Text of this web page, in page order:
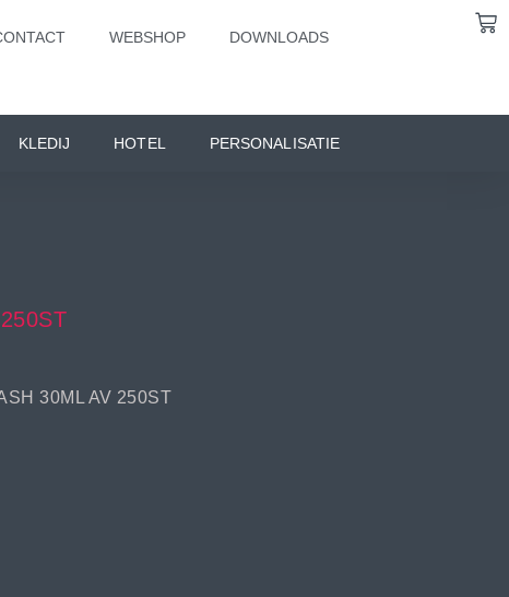
WEBSHOP DOWNLOADS
KLEDIJ HOTEL PERSONALISATIE
30ML AV 250ST